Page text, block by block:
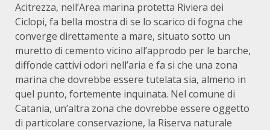
Acitrezza, nell’Area marina protetta Riviera dei
Ciclopi, fa bella mostra di se lo scarico di fogna che
converge direttamente a mare, situato sotto un
muretto di cemento vicino all’approdo per le barche,
diffonde cattivi odori nell’aria e fa si che una zona
marina che dovrebbe essere tutelata sia, almeno in
quel punto, fortemente inquinata. Nel comune di
Catania, un’altra zona che dovrebbe essere oggetto
di particolare conservazione, la Riserva naturale